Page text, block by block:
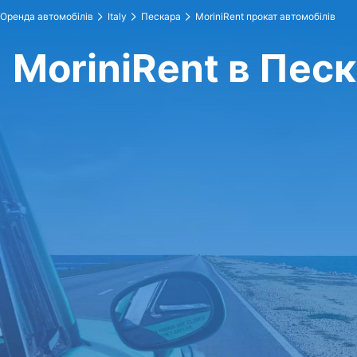
Оренда автомобілів Italy Пескара MoriniRent прокат автомобілів
MoriniRent в